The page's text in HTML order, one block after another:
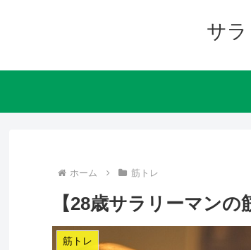
サ
ホーム 筋トレ
【28歳サラリーマン
筋トレ